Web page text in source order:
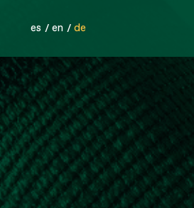
es en de
SICHERHEITSNETZE